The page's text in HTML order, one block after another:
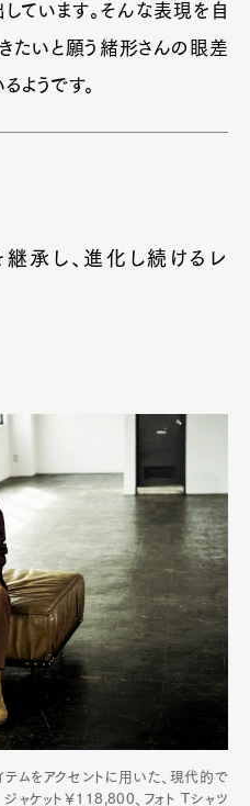
ています。そんな表現を自
たいと願う緒形さんの眼差
ようです。
承し、進化し続けるレ
ムをアクセントに用いた、現代的で
ャケット￥118,800、フォト Tシャツ